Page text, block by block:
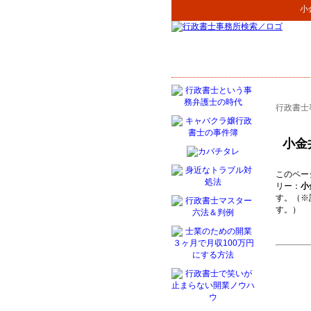
小
行政書士
小金
このペ
リー： 小
す。（※
す。）